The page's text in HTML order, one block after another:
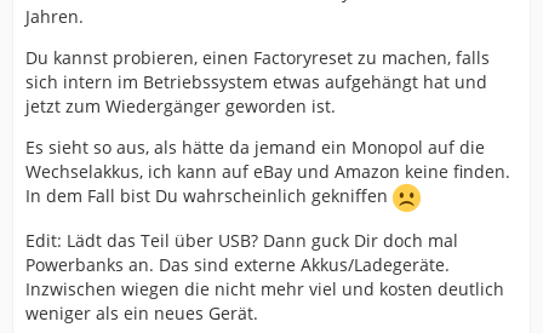
Jahren.
Du kannst probieren, einen Factoryreset zu machen, falls
sich intern im Betriebssystem etwas aufgehängt hat und
jetzt zum Wiedergänger geworden ist.
Es sieht so aus, als hätte da jemand ein Monopol auf die
Wechselakkus, ich kann auf eBay und Amazon keine finden.
In dem Fall bist Du wahrscheinlich gekniffen
Edit: Lädt das Teil über USB? Dann guck Dir doch mal
Powerbanks an. Das sind externe Akkus/Ladegeräte.
Inzwischen wiegen die nicht mehr viel und kosten deutlich
weniger als ein neues Gerät.